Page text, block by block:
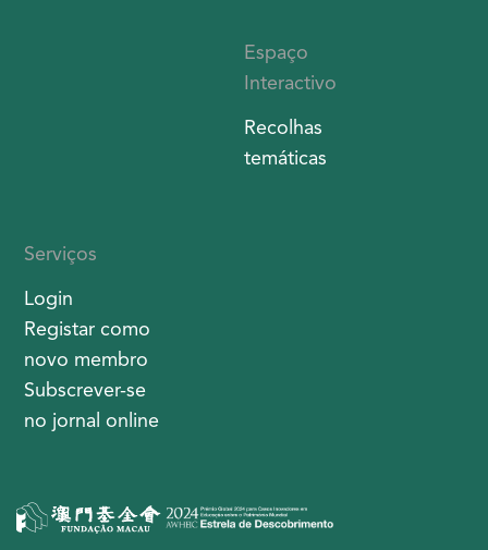
Espaço
Interactivo
Recolhas
temáticas
Serviços
Login
Registar como
novo membro
Subscrever-se
no jornal online